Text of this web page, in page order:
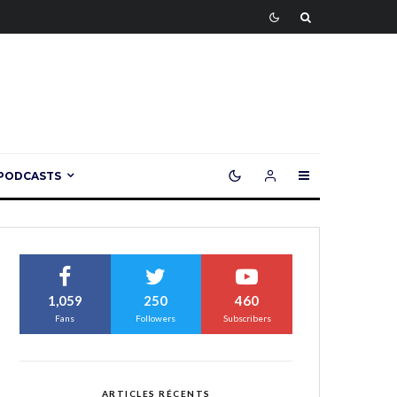
1,059
Fans
250
Followers
460
Subscribers
ARTICLES RÉCENTS